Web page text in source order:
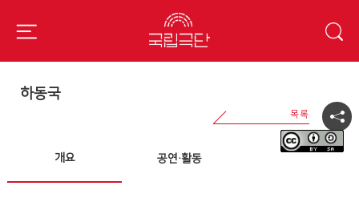
하동국
개요 공연·활동